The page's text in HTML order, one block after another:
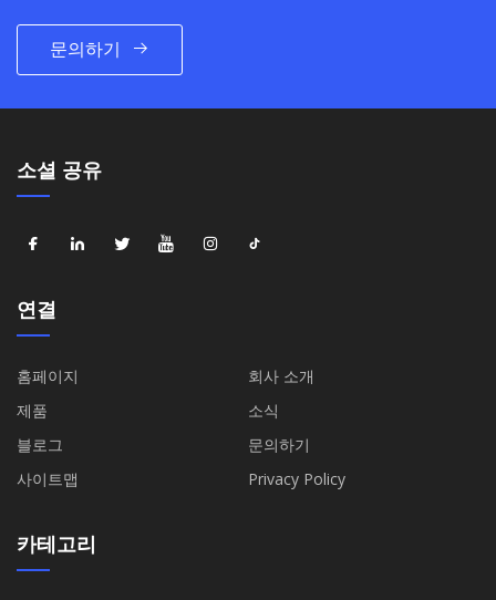
문의하기
소셜 공유
연결
홈페이지
회사 소개
제품
소식
블로그
문의하기
사이트맵
Privacy Policy
카테고리